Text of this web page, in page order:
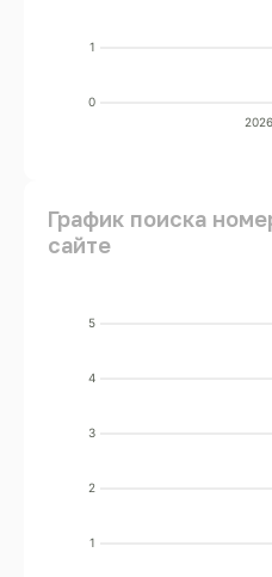
0
1
График поиска
сайте
1
2
3
4
5